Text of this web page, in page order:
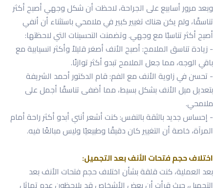
وبعد مرور أسابيع على الجراحة، لاحظت أن شكل وجهي أصبح أكثر
تناسقًا، ولم يكن هناك تغيير كبير في ملامحي باستثناء أن أنفي
أصبح أكثر تناسبًا مع وجهي. وتضمنت التحسينات التي لاحظتها:
- زيادة تناسق الملامح: أصبح الأنف أصغر قليلاً وأكثر انسيابية مع
باقي الوجه، مما جعل الملامح تبدو أكثر توازنًا.
- تحسن في زاوية الأنف مع الفم: قام الدكتور أحمد الشريفة
بتعديل ميل الأنف بشكل بسيط، مما أضفى تناسقًا أجمل على
ملامحي.
- إحساس جديد بالثقة بالنفس: كنت أشعر أنني أبدو أكثر راحة أمام
المرآة، خاصة أن التغيير كان دقيقًا وطبيعيًا وليس مبالغًا فيه.
اختلاف حجم فتحات الأنف بعد التجميل:
بعد العملية، كنت قلقة بشأن اختلاف حجم فتحات الأنف بعد
التجميل، حيث قرأت أن بعض الأشخاص قد يلاحظون عدم تماثل